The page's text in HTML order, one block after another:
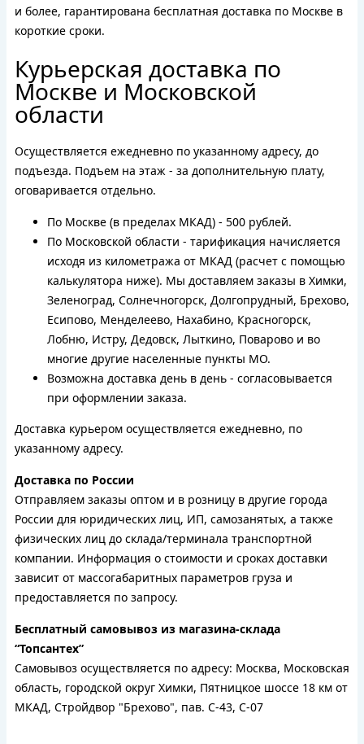
и более, гарантирована бесплатная доставка по Москве в
короткие сроки.
Курьерская доставка по
Москве и Московской
области
Осуществляется ежедневно по указанному адресу, до
подъезда. Подъем на этаж - за дополнительную плату,
оговаривается отдельно.
По Москве (в пределах МКАД) - 500 рублей.
По Московской области - тарификация начисляется
исходя из километража от МКАД (расчет с помощью
калькулятора ниже). Мы доставляем заказы в Химки,
Зеленоград, Солнечногорск, Долгопрудный, Брехово,
Есипово, Менделеево, Нахабино, Красногорск,
Лобню, Истру, Дедовск, Лыткино, Поварово и во
многие другие населенные пункты МО.
Возможна доставка день в день - согласовывается
при оформлении заказа.
Доставка курьером осуществляется ежедневно, по
указанному адресу.
Доставка по России
Отправляем заказы оптом и в розницу в другие города
России для юридических лиц, ИП, самозанятых, а также
физических лиц до склада/терминала транспортной
компании. Информация о стоимости и сроках доставки
зависит от массогабаритных параметров груза и
предоставляется по запросу.
Бесплатный самовывоз из магазина-склада
“Топсантех”
Самовывоз осуществляется по адресу: Москва, Московская
область, городской округ Химки, Пятницкое шоссе 18 км от
МКАД, Стройдвор "Брехово", пав. С-43, С-07